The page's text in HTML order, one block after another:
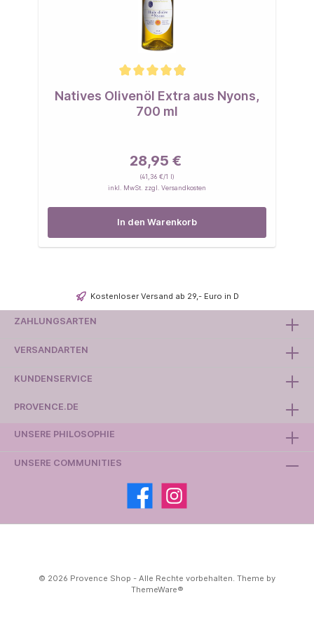
Natives Olivenöl Extra aus Nyons,
700 ml
28,95 €
(41,36 €/1 l)
inkl. MwSt. zzgl. Versandkosten
In den Warenkorb
Kostenloser Versand ab 29,- Euro in D
KUNDENSERVICE
PROVENCE.DE
ZAHLUNGSARTEN
VERSANDARTEN
UNSERE PHILOSOPHIE
UNSERE COMMUNITIES
© 2026 Provence Shop - Alle Rechte vorbehalten. Theme by
ThemeWare®